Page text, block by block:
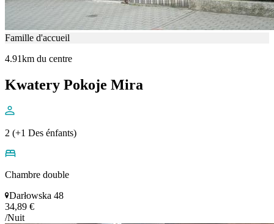
Famille d'accueil
4.91km du centre
Kwatery Pokoje Mira
2 (+1 Des énfants)
Chambre double
Darłowska 48
34,89 €
/Nuit